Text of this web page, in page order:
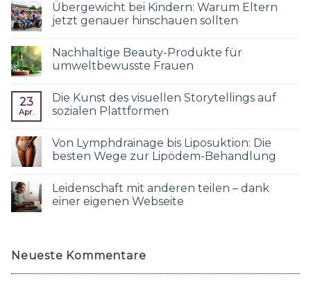
Übergewicht bei Kindern: Warum Eltern
jetzt genauer hinschauen sollten
Nachhaltige Beauty-Produkte für
umweltbewusste Frauen
23
Apr.
Die Kunst des visuellen Storytellings auf
sozialen Plattformen
Von Lymphdrainage bis Liposuktion: Die
besten Wege zur Lipödem-Behandlung
Leidenschaft mit anderen teilen – dank
einer eigenen Webseite
Neueste Kommentare